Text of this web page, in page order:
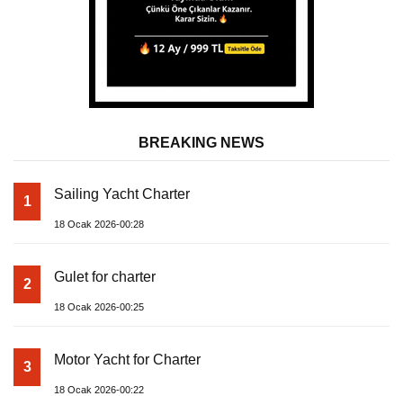
BREAKING NEWS
1 Sailing Yacht Charter
18 Ocak 2026-00:28
2 Gulet for charter
18 Ocak 2026-00:25
3 Motor Yacht for Charter
18 Ocak 2026-00:22